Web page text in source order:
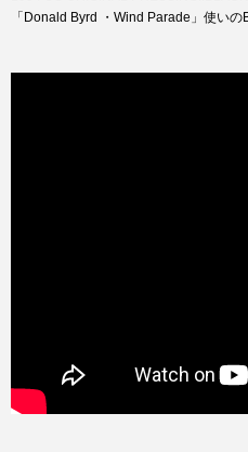
「Donald Byrd ・Wind Parade」使い